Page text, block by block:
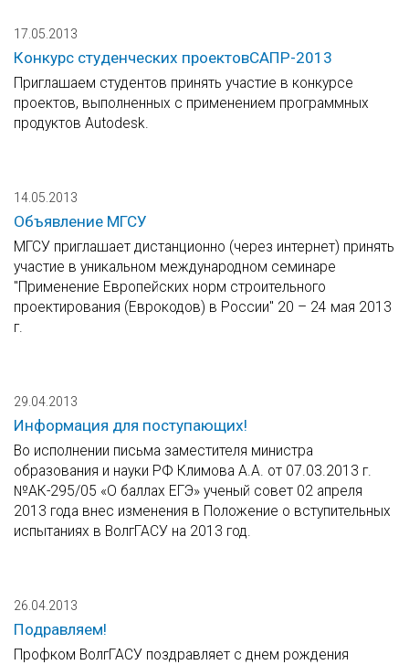
17.05.2013
Конкурс студенческих проектовСАПР-2013
Приглашаем студентов принять участие в конкурсе
проектов, выполненных с применением программных
продуктов Autodesk.
14.05.2013
Объявление МГСУ
МГСУ приглашает дистанционно (через интернет) принять
участие в уникальном международном семинаре
"Применение Европейских норм строительного
проектирования (Еврокодов) в России" 20 – 24 мая 2013
г.
29.04.2013
Информация для поступающих!
Во исполнении письма заместителя министра
образования и науки РФ Климова А.А. от 07.03.2013 г.
№АК-295/05 «О баллах ЕГЭ» ученый совет 02 апреля
2013 года внес изменения в Положение о вступительных
испытаниях в ВолгГАСУ на 2013 год.
26.04.2013
Подравляем!
Профком ВолгГАСУ поздравляет с днем рождения